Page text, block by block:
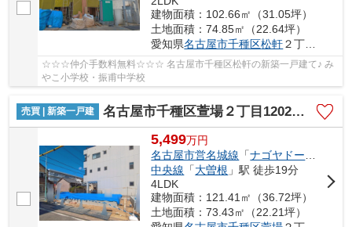
建物面積：102.66㎡（31.05坪）
土地面積：74.85㎡（22.64坪）
愛知県名古屋市千種区松軒２丁目4-11
☆☆☆仲介手数料無料☆☆☆ 名古屋市千種区松軒の新築一戸建て♪ み
やこ小学校・振甫中学校
売買 | 新築一戸建 名古屋市千種区萱場２丁目1202【仲介手数料無料】新築一戸建て 1号棟
5,499万円
名古屋市営名城線 「ナゴヤドーム前矢田
中央線 「大曽根 」駅 徒歩19分
4LDK
建物面積：121.41㎡（36.72坪）
土地面積：73.43㎡（22.21坪）